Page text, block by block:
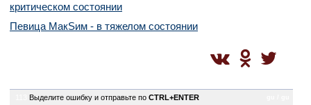
критическом состоянии
Певица МакSим - в тяжелом состоянии
Выделите ошибку и отправьте по CTRL+ENTER